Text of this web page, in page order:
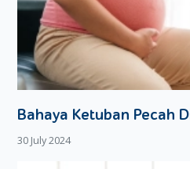
Bahaya Ketuban Pecah
30 July 2024